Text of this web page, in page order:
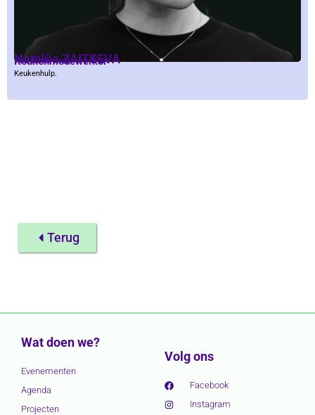
Nataliia ZAITSEVA
Keukenmedewerker
Keukenhulp.
Terug
Wat doen we?
Evenementen
Agenda
Projecten
Volg ons
Facebook
Instagram